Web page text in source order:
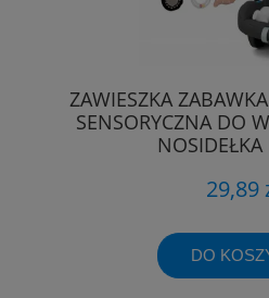
ZAWIESZKA
SENSORYCZNA DO
NOSIDEŁKA
29,89
DO